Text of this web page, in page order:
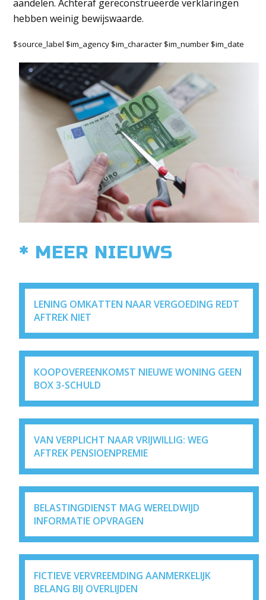
aandelen. Achteraf gereconstrueerde verklaringen
hebben weinig bewijswaarde.
$source_label $im_agency $im_character $im_number $im_date
* MEER NIEUWS
LENING OMKATTEN NAAR VERGOEDING REDT
AFTREK NIET
KOOPOVEREENKOMST NIEUWE WONING GEEN
BOX 3-SCHULD
VAN VERPLICHT NAAR VRIJWILLIG: WEG
AFTREK PENSIOENPREMIE
BELASTINGDIENST MAG WERELDWIJD
INFORMATIE OPVRAGEN
FICTIEVE VERVREEMDING AANMERKELIJK
BELANG BIJ OVERLIJDEN